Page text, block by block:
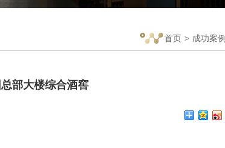
首页 > 成功案例
部大楼综合酒窖